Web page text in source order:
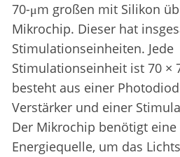
70-μm großen mit Silikon
Mikrochip. Dieser hat
Stimulationseinheiten. Jede
Stimulationseinheit ist 70 ×
besteht aus einer
Verstärker und einer
Der Mikrochip benötigt eine
Energiequelle, um das